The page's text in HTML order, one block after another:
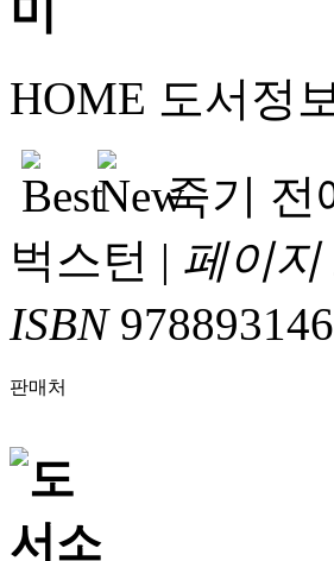
HOME 도서정
죽기 전
벅스턴 | 페이지
ISBN
판매처